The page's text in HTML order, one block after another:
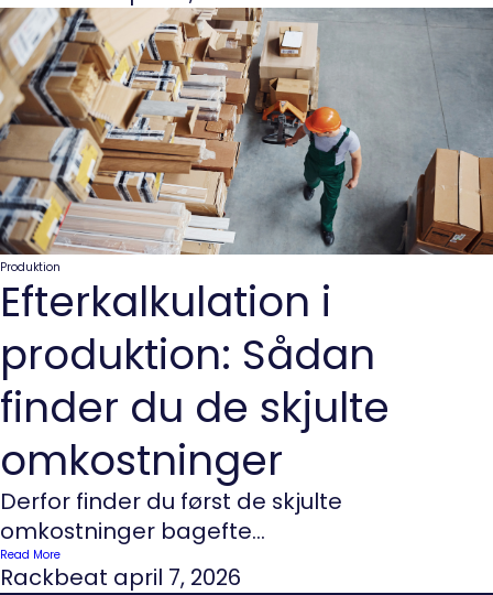
Produktion
Efterkalkulation i
produktion: Sådan
finder du de skjulte
omkostninger
Derfor finder du først de skjulte
omkostninger bagefte...
Read More
Rackbeat april 7, 2026